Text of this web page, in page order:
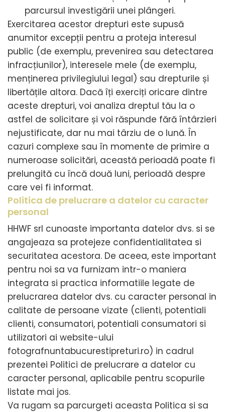
parcursul investigării unei plângeri.
Exercitarea acestor drepturi este supusă
anumitor excepții pentru a proteja interesul
public (de exemplu, prevenirea sau detectarea
infracțiunilor), interesele mele (de exemplu,
menținerea privilegiului legal) sau drepturile și
libertățile altora. Dacă îți exerciți oricare dintre
aceste drepturi, voi analiza dreptul tău la o
astfel de solicitare și voi răspunde fără întârzieri
nejustificate, dar nu mai târziu de o lună. În
cazuri complexe sau în momente de primire a
numeroase solicitări, această perioadă poate fi
prelungită cu încă două luni, perioadă despre
care vei fi informat.
Politica de prelucrare a datelor cu caracter
personal
HHWF srl cunoaste importanta datelor dvs. si se
angajeaza sa protejeze confidentialitatea si
securitatea acestora. De aceea, este important
pentru noi sa va furnizam intr-o maniera
integrata si practica informatiile legate de
prelucrarea datelor dvs. cu caracter personal in
calitate de persoane vizate (clienti, potentiali
clienti, consumatori, potentiali consumatori si
utilizatori ai website-ului
fotografnuntabucurestipreturi.ro) in cadrul
prezentei Politici de prelucrare a datelor cu
caracter personal, aplicabile pentru scopurile
listate mai jos.
Va rugam sa parcurgeti aceasta Politica si sa